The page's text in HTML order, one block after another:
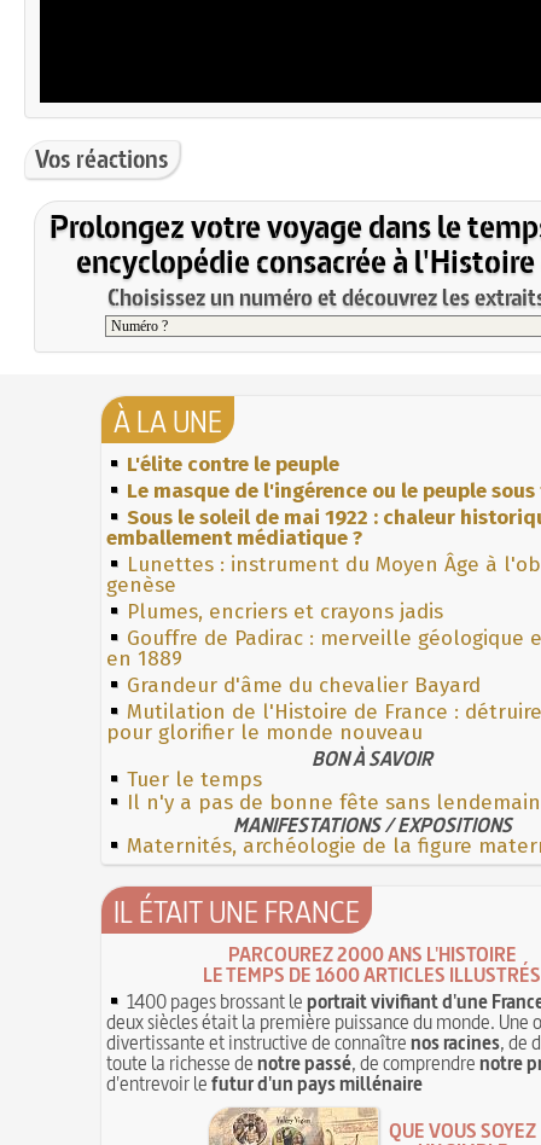
Vos réactions
Prolongez votre voyage dans le
encyclopédie consacrée à l'Histoire
Choisissez un numéro et découvrez les
À LA UNE
L'élite contre le peuple
Le masque de l'ingérence ou le peuple
Sous le soleil de mai 1922 : chaleur
emballement médiatique ?
Lunettes : instrument du Moyen Âge à
genèse
Plumes, encriers et crayons jadis
Gouffre de Padirac : merveille géologique
en 1889
Grandeur d'âme du chevalier Bayard
Mutilation de l'Histoire de France :
pour glorifier le monde nouveau
BON À SAVOIR
Tuer le temps
Il n'y a pas de bonne fête sans lendemain
MANIFESTATIONS / EXPOSITIONS
Maternités, archéologie de la figure
IL ÉTAIT UNE FRANCE
PARCOUREZ 2000 ANS L'HISTOIRE
LE TEMPS DE 1600 ARTICLES ILLUSTRÉS
1400 pages brossant leportrait vivifiant d'une
deux siècles était la première puissance du monde. Une
divertissante et instructive de connaîtrenos racines, de
toute la richesse denotre passé, de comprendrenotre
d'entrevoir lefutur d'un pays millénaire
QUE VOUS SOYEZ